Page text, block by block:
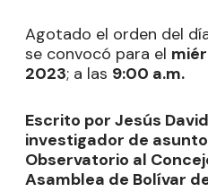
Agotado el orden del
se convocó para el
2023; a las 9:00 a.m.
Escrito por Jesús
investigador de
Observatorio al
Asamblea de Bolívar